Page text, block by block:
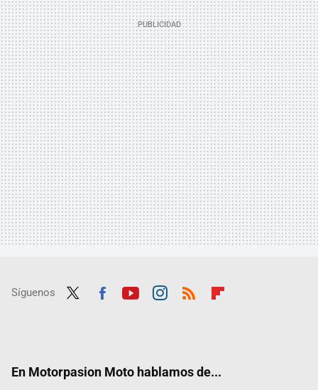
Síguenos
En Motorpasion Moto hablamos de...